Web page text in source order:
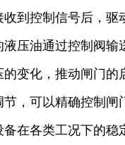
到控制信号后，驱
液压油通过控制阀输
的变化，推动闸门的
，可以精确控制闸
在各类工况下的稳